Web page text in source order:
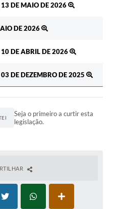
DE MAIO DE 2026
DE 2026
DE ABRIL DE 2026
DE DEZEMBRO DE 2025
Seja o primeiro a curtir esta
legislação.